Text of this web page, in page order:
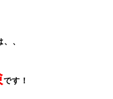
、、
です！